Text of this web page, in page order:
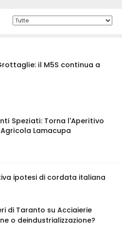
il M5S continua a
Speziati: Torna l'Aperitivo
Lamacupa
ipotesi di cordata italiana
di Taranto su Acciaierie
o deindustrializzazione?